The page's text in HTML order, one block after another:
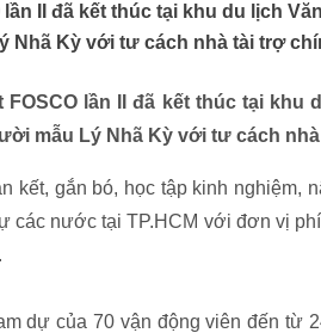
II đã kết thúc tại khu du lịch
Nhã Kỳ với tư cách nhà tài trợ
lần II đã kết thúc tại khu
mẫu Lý Nhã Kỳ với tư cách
kết, gắn bó, học tập kinh nghiệm,
các nước tại TP.HCM với đơn vị
dự của 70 vận động viên đến từ